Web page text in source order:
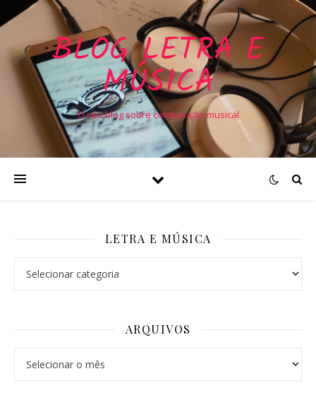
BLOG LETRA E
MÚSICA
O seu blog sobre composição musical
LETRA E MÚSICA
ARQUIVOS